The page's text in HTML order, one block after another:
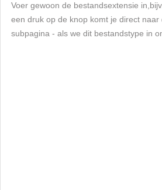
Voer gewoon de bestandsextensie in,bijv.
een druk op de knop komt je direct naar
subpagina - als we dit bestandstype in